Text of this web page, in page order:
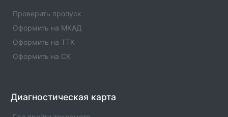
Проверить пропуск
Оформить на МКАД
Оформить на ТТК
Оформить на СК
Диагностическая карта